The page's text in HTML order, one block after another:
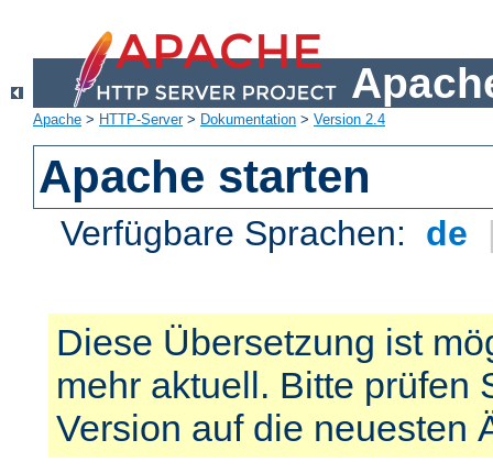
Apache > HTTP-Server> Dokumentation > Version 2.4
Apache starten
Verfügbare Sprachen: de
Diese Übersetzung ist
mehr aktuell. Bitte prüfen
Version auf die neuesten